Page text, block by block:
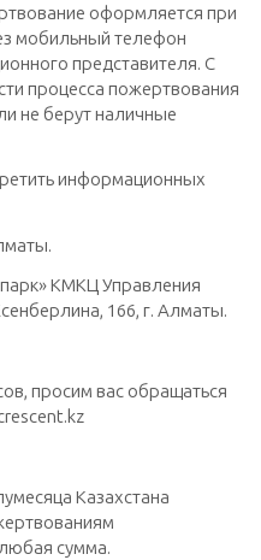
оформляется при
мобильный телефон
представителя. С
процесса пожертвования
не берут наличные
информационных
КМКЦ Управления
166, г. Алматы.
просим вас обращаться
Казахстана
сумма.